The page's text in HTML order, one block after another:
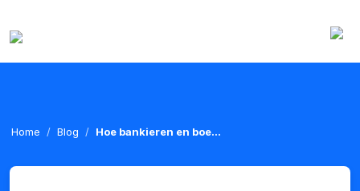
Home Blog Hoe bankieren en boe...